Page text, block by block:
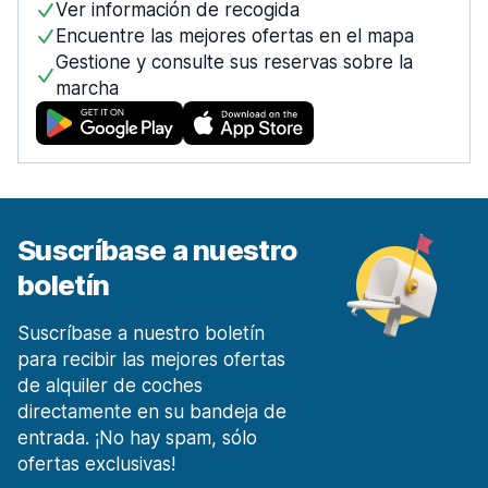
desde 12,11 € al día
Móstoles Centro de la ciudad
desde 27,74 € al día
Málaga
1911 ofertas en 7 lugares
Malaga Aeropuerto
desde 19,08 € al día
Marbella
253 ofertas en 4 lugares
Región de Murcia Aeropuerto Internacional
desde 24,56 € al día
Oviedo
Ver información de recogida
Encuentre las mejores ofertas en el mapa
Gestione y consulte sus reservas sobre la
marcha
Suscríbase a nuestro
boletín
Suscríbase a nuestro boletín
para recibir las mejores ofertas
de alquiler de coches
directamente en su bandeja de
entrada. ¡No hay spam, sólo
ofertas exclusivas!